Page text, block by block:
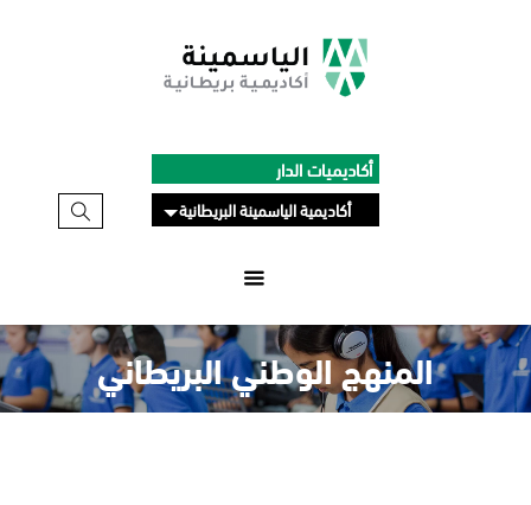
أكاديميات الدار
أكاديمية الياسمينة البريطانية
المنهج الوطني البريطاني